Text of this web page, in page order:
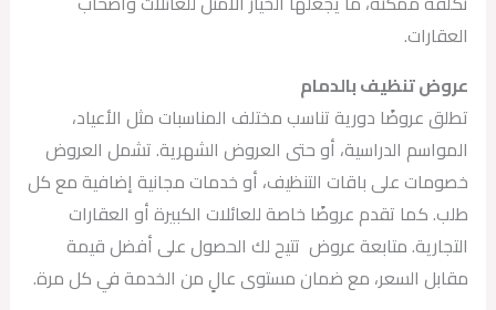
العقارات.
عروض تنظيف بالدمام
تطلق عروضًا دورية تناسب مختلف المناسبات مثل الأعياد،
المواسم الدراسية، أو حتى العروض الشهرية. تشمل العروض
خصومات على باقات التنظيف، أو خدمات مجانية إضافية مع كل
طلب. كما تقدم عروضًا خاصة للعائلات الكبيرة أو العقارات
التجارية. متابعة عروض تتيح لك الحصول على أفضل قيمة
مقابل السعر، مع ضمان مستوى عالٍ من الخدمة في كل مرة.